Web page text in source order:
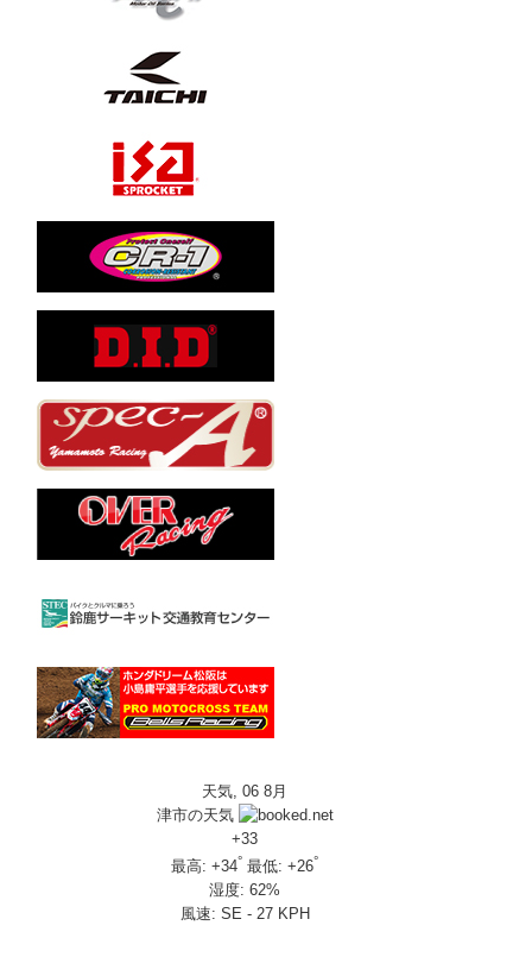
天気, 06 8月
津市の天気
+33
最高:+34° 最低:+26°
湿度:62%
風速: SE - 27 KPH